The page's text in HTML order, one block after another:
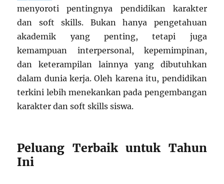
menyoroti pentingnya pendidikan karakter
dan soft skills. Bukan hanya pengetahuan
akademik yang penting, tetapi juga
kemampuan interpersonal, kepemimpinan,
dan keterampilan lainnya yang dibutuhkan
dalam dunia kerja. Oleh karena itu, pendidikan
terkini lebih menekankan pada pengembangan
karakter dan soft skills siswa.
Peluang Terbaik untuk Tahun
Ini